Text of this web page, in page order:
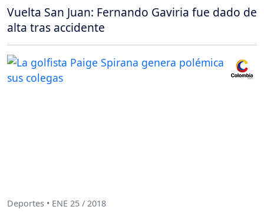
Vuelta San Juan: Fernando Gaviria fue dado de
alta tras accidente
Deportes • ENE 25 / 2018